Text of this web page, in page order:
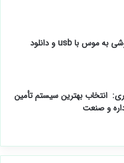
3 روش تبدیل گوشی به موس با usb و دانلود
انتخاب بهترین سیستم تأمین
و صنعت